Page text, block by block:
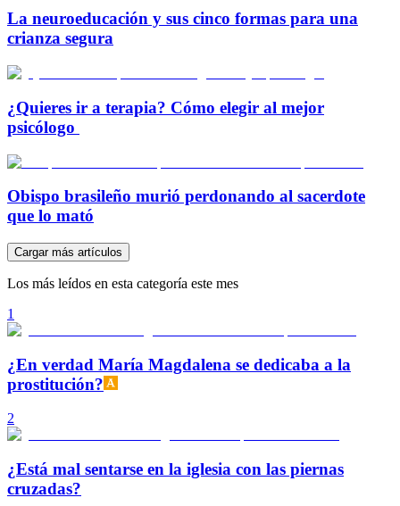
La neuroeducación y sus cinco formas para una
crianza segura
¿Quieres ir a terapia? Cómo elegir al mejor
psicólogo
Obispo brasileño murió perdonando al sacerdote
que lo mató
Cargar más artículos
Los más leídos en esta categoría este mes
1
¿En verdad María Magdalena se dedicaba a la
prostitución?
2
¿Está mal sentarse en la iglesia con las piernas
cruzadas?